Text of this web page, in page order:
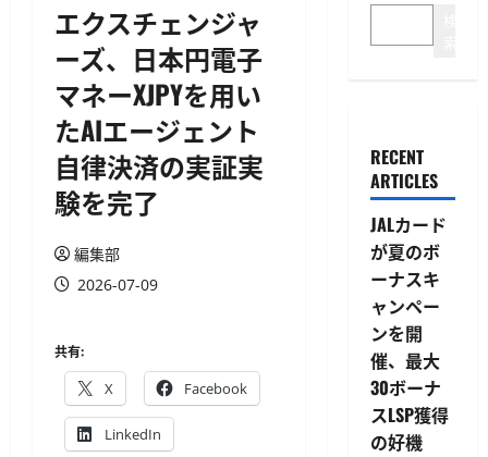
エクスチェンジャ
ーズ、日本円電子
マネーXJPYを用い
たAIエージェント
自律決済の実証実
験を完了
編集部
2026-07-09
共有:
X Facebook
LinkedIn
RECENT
ARTICLES
JALカード
が夏のボ
ーナスキ
ャンペー
ンを開
催、最大
30ボーナ
スLSP獲得
の好機